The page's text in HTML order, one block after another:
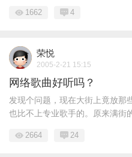
1662 4
荣悦
2005-2-21 15:15
网络歌曲好听吗？
发现个问题，现在大街上竟放那
也比不上专业歌手的。原来满街
2664 24